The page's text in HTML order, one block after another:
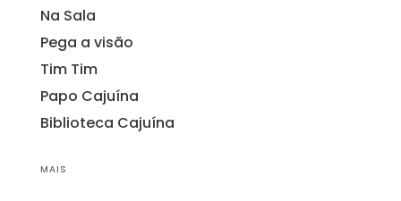
Na Sala
Pega a visão
Tim Tim
Papo Cajuína
Biblioteca Cajuína
MAIS